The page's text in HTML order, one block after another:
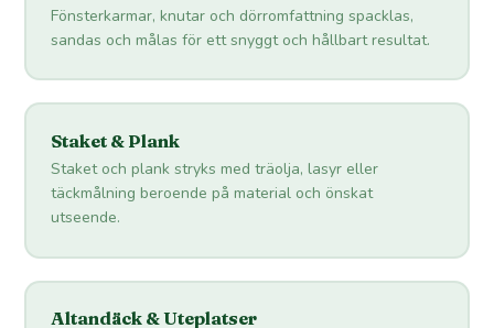
Fönsterkarmar, knutar och dörromfattning spacklas,
sandas och målas för ett snyggt och hållbart resultat.
Staket & Plank
Staket och plank stryks med träolja, lasyr eller
täckmålning beroende på material och önskat
utseende.
Altandäck & Uteplatser